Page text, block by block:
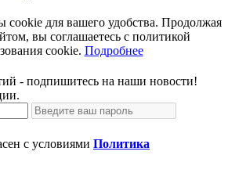
для вашего удобства. Продолжая
вы соглашаетесь с политикой
cookie.​​​​​​​ Подробнее
- подпишитесь на наши новости!
с условиями Политика